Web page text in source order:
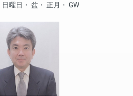
日曜日 盆 正月 GW